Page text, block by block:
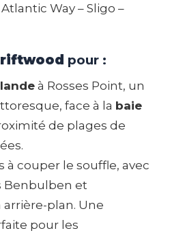
Way – Sligo –
pour :
à Rosses Point, un
face à la baie
de plages de
à couper le souffle, avec
Benbulben et
plan. Une
pour les